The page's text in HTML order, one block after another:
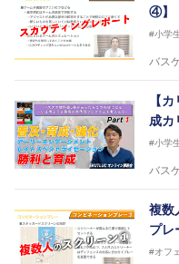
④】
#小学
バス
【
成カ
#小学
バス
複数
プレ
#オフ